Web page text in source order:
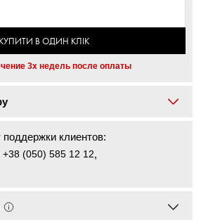
КУПИТИ В ОДИН КЛІК
3х недель после оплаты
клиентов:
+38 (050) 585 12 12,